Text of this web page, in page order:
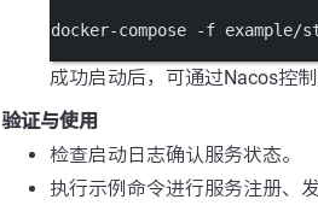
docker-compose -f example/
成功启动后，可通过Nacos控
验证与使用
检查启动日志确认服务状态。
执行示例命令进行服务注册、